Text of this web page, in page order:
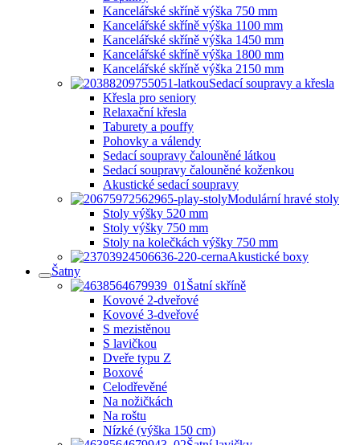
Kancelářské skříně výška 750 mm
Kancelářské skříně výška 1100 mm
Kancelářské skříně výška 1450 mm
Kancelářské skříně výška 1800 mm
Kancelářské skříně výška 2150 mm
Sedací soupravy a křesla
Křesla pro seniory
Relaxační křesla
Taburety a pouffy
Pohovky a válendy
Sedací soupravy čalouněné látkou
Sedací soupravy čalouněné koženkou
Akustické sedací soupravy
Modulární hravé stoly
Stoly výšky 520 mm
Stoly výšky 750 mm
Stoly na kolečkách výšky 750 mm
Akustické boxy
Šatny
Šatní skříně
Kovové 2-dveřové
Kovové 3-dveřové
S mezistěnou
S lavičkou
Dveře typu Z
Boxové
Celodřevěné
Na nožičkách
Na roštu
Nízké (výška 150 cm)